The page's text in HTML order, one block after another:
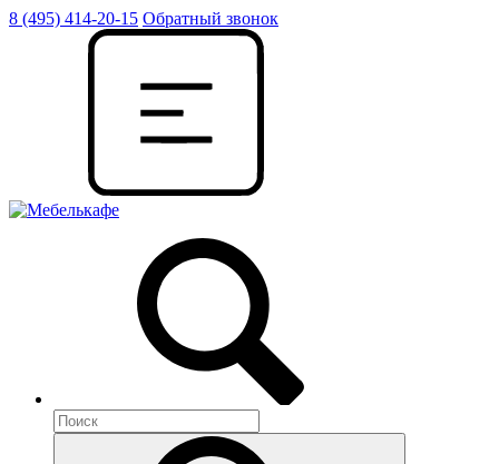
8 (495) 414-20-15 Обратный звонок